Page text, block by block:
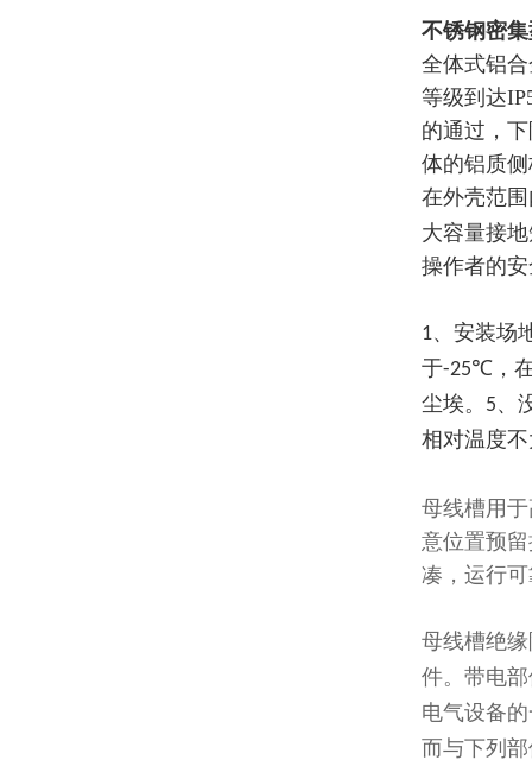
不锈钢密
全体式铝
等级到达
的通过，
体的铝质
在外壳范
大容量接
操作者的
1、安装场
于-25℃ ，
尘埃。 5、
相对温度
母线槽用
意位置预
凑，运行
母线槽绝
件。带电
电气设备
而与下列